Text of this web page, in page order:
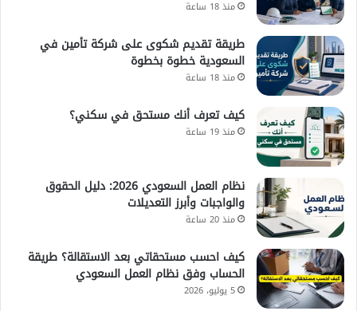
منذ 18 ساعة
طريقة تقديم شكوى على شركة تأمين في
السعودية خطوة بخطوة
منذ 18 ساعة
كيف تعرف أنك مستحق في سكني؟
منذ 19 ساعة
نظام العمل السعودي 2026: دليل الحقوق
والواجبات وأبرز التعديلات
منذ 20 ساعة
كيف احسب مستحقاتي بعد الاستقالة؟ طريقة
الحساب وفق نظام العمل السعودي
5 يوليو، 2026